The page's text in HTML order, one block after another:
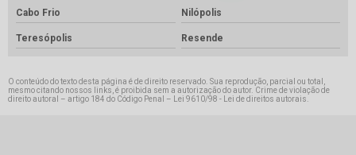
Cabo Frio Nilópolis
Teresópolis Resende
O conteúdo do texto desta página é de direito reservado. Sua reprodução, parcial ou total,
mesmo citando nossos links, é proibida sem a autorização do autor. Crime de violação de
direito autoral – artigo 184 do Código Penal –
Lei 9610/98 - Lei de direitos autorais